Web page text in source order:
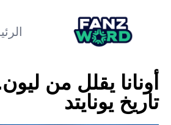
أونانا يقلل من
تاريخ يونايتد